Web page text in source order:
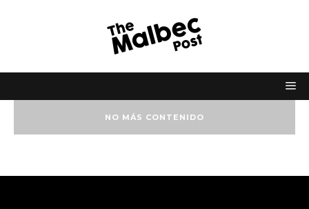
NO MÁS CONTENIDO